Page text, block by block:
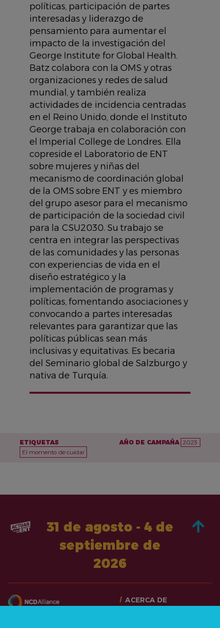
políticas, participación de partes
interesadas y liderazgo de
pensamiento para aumentar el
impacto de la investigación del
George Institute for Global Health.
Batz colabora con la OMS y otras
organizaciones y redes de salud
mundial, y también realiza
actividades de incidencia centradas
en el Reino Unido, donde el Instituto
George trabaja en colaboración con
el Imperial College de Londres. Ella
copreside el Laboratorio de ENT
sobre mujeres y niñas del
mecanismo de coordinación global
de la OMS sobre ENT y es miembro
del grupo asesor para el mecanismo
de participación de la sociedad civil
para la CSU2030. Su trabajo se
centra en integrar las perspectivas
de las comunidades y las personas
con experiencias de vida en el
diseño estratégico y la
implementación de programas y
políticas, fomentando asociaciones y
convocando a partes interesadas
relevantes para garantizar que las
políticas públicas sean más
inclusivas y equitativas. Es becaria
del Seminario global de Salzburgo y
nativa de Turquía.
ETIQUETAS
El momento de cuidar
AÑO DE CAMPAÑA 2023
31 de agosto - 4 de
septiembre de
2026
ACERCA DE